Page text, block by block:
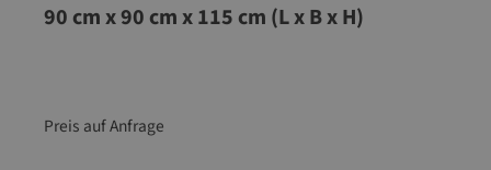
08.BBGAS6
90 cm x 90 cm x 115 cm (L x B x H)
Preis auf Anfrage